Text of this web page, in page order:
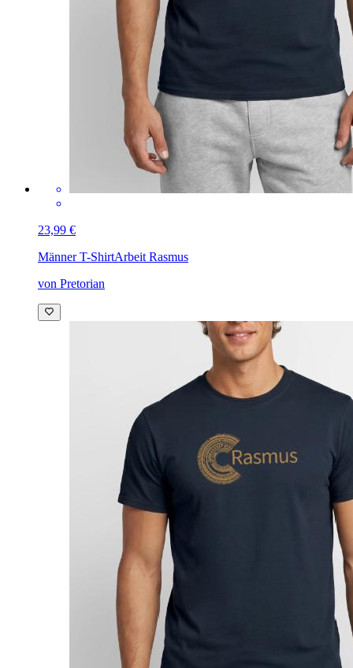
23,99 €
Männer T-ShirtArbeit Rasmus
von Pretorian